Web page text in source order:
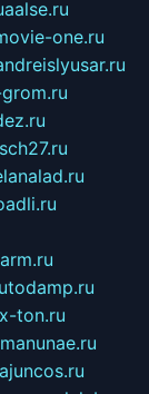
aalse.ru
one.ru
x-ton.ru
manunae.ru